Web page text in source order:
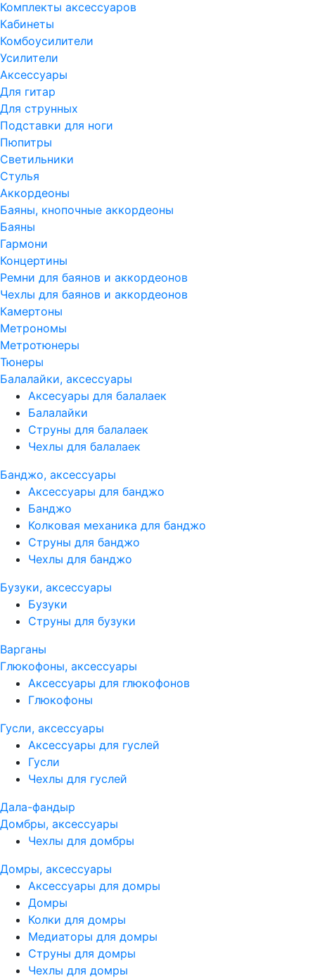
Комплекты аксессуаров
Кабинеты
Комбоусилители
Усилители
Аксессуары
Для гитар
Для струнных
Подставки для ноги
Пюпитры
Светильники
Стулья
Аккордеоны
Баяны, кнопочные аккордеоны
Баяны
Гармони
Концертины
Ремни для баянов и аккордеонов
Чехлы для баянов и аккордеонов
Камертоны
Метрономы
Метротюнеры
Тюнеры
Балалайки, аксессуары
Аксесуары для балалаек
Балалайки
Струны для балалаек
Чехлы для балалаек
Банджо, аксессуары
Аксессуары для банджо
Банджо
Колковая механика для банджо
Струны для банджо
Чехлы для банджо
Бузуки, аксессуары
Бузуки
Струны для бузуки
Варганы
Глюкофоны, аксессуары
Аксессуары для глюкофонов
Глюкофоны
Гусли, аксессуары
Аксессуары для гуслей
Гусли
Чехлы для гуслей
Дала-фандыр
Домбры, аксессуары
Чехлы для домбры
Домры, аксессуары
Аксессуары для домры
Домры
Колки для домры
Медиаторы для домры
Струны для домры
Чехлы для домры